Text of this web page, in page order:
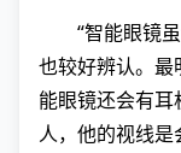
“智能眼镜
也较好辨认。最
能眼镜还会有
人，他的视线